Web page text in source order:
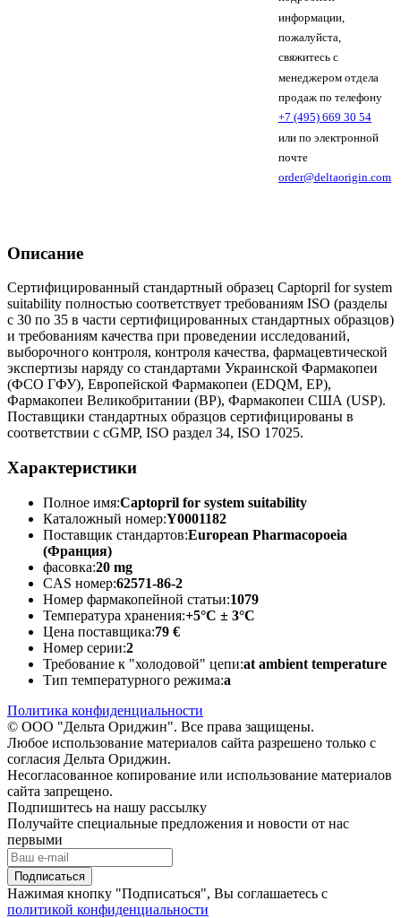
информации,
пожалуйста,
свяжитесь с
менеджером отдела
продаж по телефону
+7 (495) 669 30 54
или по электронной
почте
order@deltaorigin.com
Описание
Сертифицированный стандартный образец Captopril for system
suitability полностью соответствует требованиям ISO (разделы
с 30 по 35 в части сертифицированных стандартных образцов)
и требованиям качества при проведении исследований,
выборочного контроля, контроля качества, фармацевтической
экспертизы наряду со стандартами Украинской Фармакопеи
(ФСО ГФУ), Европейской Фармакопеи (EDQM, EP),
Фармакопеи Великобритании (BP), Фармакопеи США (USP).
Поставщики стандартных образцов сертифицированы в
соответствии с cGMP, ISO раздел 34, ISO 17025.
Характеристики
Полное имя:Captopril for system suitability
Каталожный номер:Y0001182
Поставщик стандартов:European Pharmacopoeia
(Франция)
фасовка:20 mg
CAS номер:62571-86-2
Номер фармакопейной статьи:1079
Температура хранения:+5°C ± 3°C
Цена поставщика:79 €
Номер серии:2
Требование к "холодовой" цепи:at ambient temperature
Тип температурного режима:a
Политика конфиденциальности
© ООО "Дельта Ориджин". Все права защищены.
Любое использование материалов сайта разрешено только с
согласия Дельта Ориджин.
Несогласованное копирование или использование материалов
сайта запрещено.
Подпишитесь на нашу рассылку
Получайте специальные предложения и новости от нас
первыми
Подписаться
Нажимая кнопку "Подписаться", Вы соглашаетесь с
политикой конфиденциальности